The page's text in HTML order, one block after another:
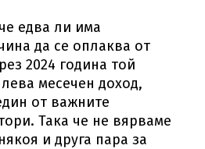
едва ли има
да се оплаква от
2024 година той
месечен доход,
от важните
Така че не вярваме
и друга пара за